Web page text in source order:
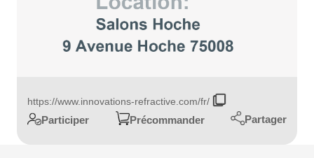
https://www.innovations-refractive.com/fr/
Participer Précommander Partager